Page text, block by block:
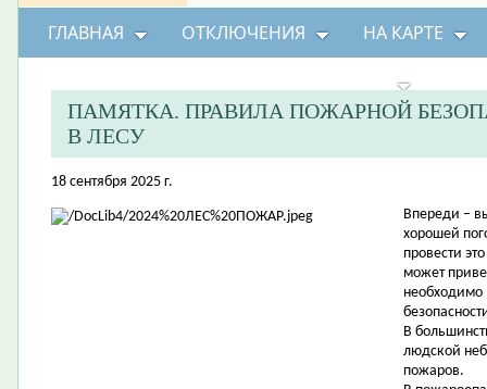
ГЛАВНАЯ ОТКЛЮЧЕНИЯ НА КАРТЕ
ПАМЯТКА. ПРАВИЛА ПОЖАРНОЙ
В ЛЕСУ
18 сентября 2025 г.
Впереди –
хорошей
провести
может
необходимо
В
людской
пожаров.